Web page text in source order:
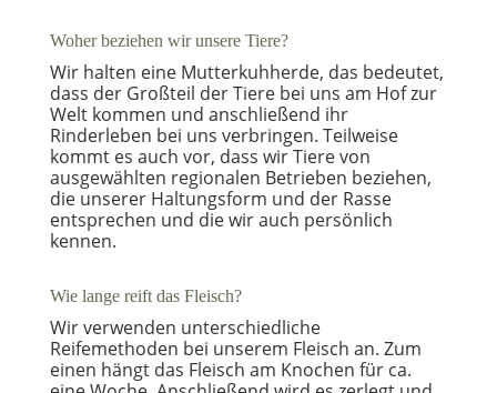
Woher beziehen wir unsere Tiere?
Wir halten eine Mutterkuhherde, das bedeutet,
dass der Großteil der Tiere bei uns am Hof zur
Welt kommen und anschließend ihr
Rinderleben bei uns verbringen. Teilweise
kommt es auch vor, dass wir Tiere von
ausgewählten regionalen Betrieben beziehen,
die unserer Haltungsform und der Rasse
entsprechen und die wir auch persönlich
kennen.
Wie lange reift das Fleisch?
Wir verwenden unterschiedliche
Reifemethoden bei unserem Fleisch an. Zum
einen hängt das Fleisch am Knochen für ca.